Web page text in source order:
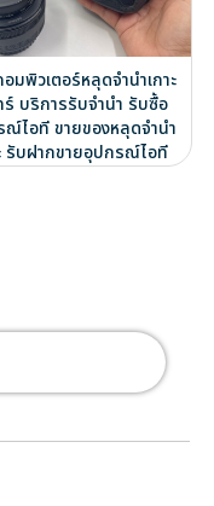
มพิวเตอร์หลุดจำนำเกาะ
บริการรับจำนำ รับซื้อ
ณ์ไอที ขายของหลุดจำนำ
รับฝากขายอุปกรณ์ไอที